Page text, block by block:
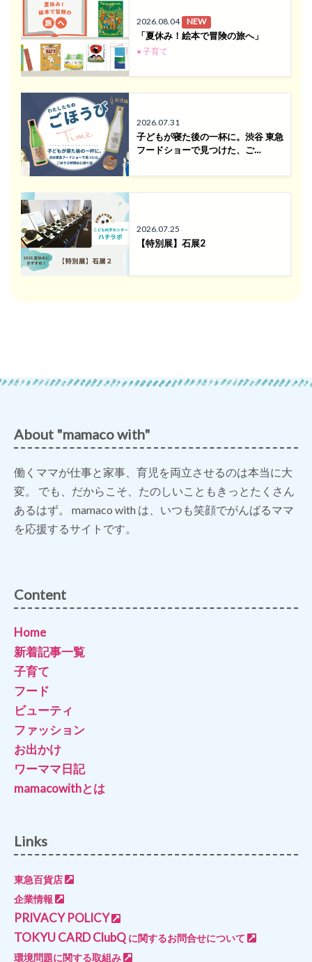
2026.08.04 NEW
「夏休み！絵本で冒険の旅へ」
● 子育て
2026.07.31
子どもが寝た後の一杯に。渋谷 東急
フードショーで見つけた、ご…
2026.07.25
【特別展】石展2
About "mamaco with"
働くママが仕事と家事、育児を両立させるのは本当に大
変。 でも、だからこそ、たのしいこともきっとたくさん
あるはず。 mamaco with は、いつも笑顔でがんばるママ
を応援するサイトです。
Content
Home
新着記事一覧
子育て
フード
ビューティ
ファッション
お出かけ
ワーママ日記
mamacowithとは
Links
東急百貨店
企業情報
PRIVACY POLICY
TOKYU CARD ClubQ に関するお問合せについて
環境問題に関する取組み